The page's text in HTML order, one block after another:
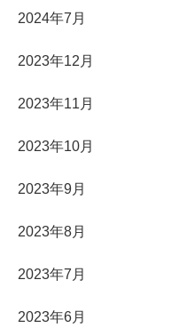
2024年7月
2023年12月
2023年11月
2023年10月
2023年9月
2023年8月
2023年7月
2023年6月